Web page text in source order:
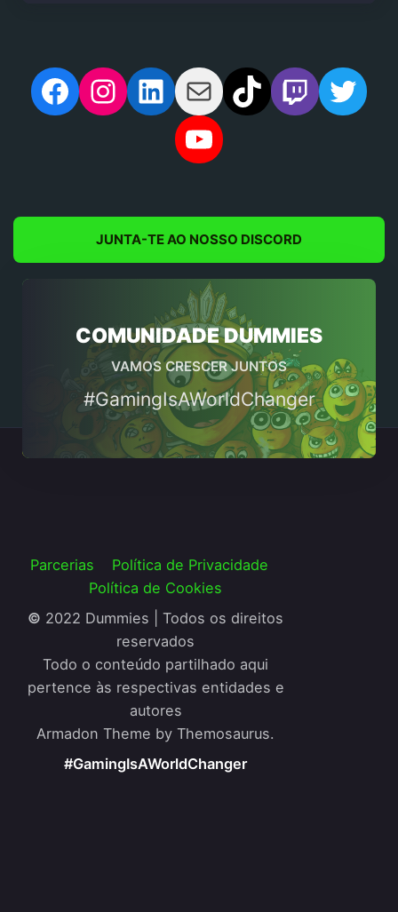
Facebook
Instagram
LinkedIn
MailTikTokTwitch
YouTube
JUNTA-TE AO NOSSO DISCORD
COMUNIDADE DUMMIES
VAMOS CRESCER JUNTOS
#GamingIsAWorldChanger
Parcerias
Política de Privacidade
Política de Cookies
© 2022 Dummies | Todos os direitos
reservados
Todo o conteúdo partilhado aqui
pertence às respectivas entidades e
autores
Armadon Theme by Themosaurus.
#GamingIsAWorldChanger